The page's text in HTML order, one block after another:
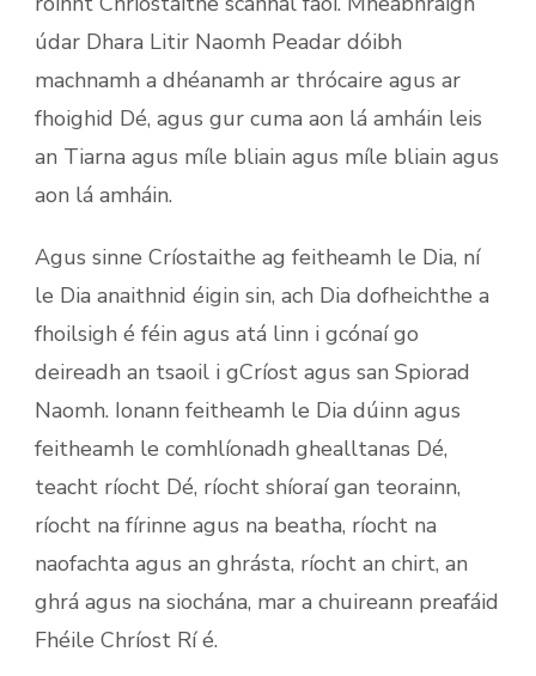
údar Dhara Litir Naomh Peadar dóibh
machnamh a dhéanamh ar thrócaire agus ar
fhoighid Dé, agus gur cuma aon lá amháin leis
an Tiarna agus míle bliain agus míle bliain agus
aon lá amháin.
Agus sinne Críostaithe ag feitheamh le Dia, ní
le Dia anaithnid éigin sin, ach Dia dofheichthe a
fhoilsigh é féin agus atá linn i gcónaí go
deireadh an tsaoil i gCríost agus san Spiorad
Naomh. Ionann feitheamh le Dia dúinn agus
feitheamh le comhlíonadh ghealltanas Dé,
teacht ríocht Dé, ríocht shíoraí gan teorainn,
ríocht na fírinne agus na beatha, ríocht na
naofachta agus an ghrásta, ríocht an chirt, an
ghrá agus na siochána, mar a chuireann preafáid
Fhéile Chríost Rí é.